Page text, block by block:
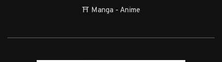
⛩️ Manga - Anime